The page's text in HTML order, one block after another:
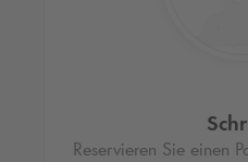
Reservieren Sie einen